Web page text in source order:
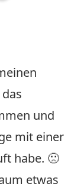
und
mit einer
habe. 🙁
etwas